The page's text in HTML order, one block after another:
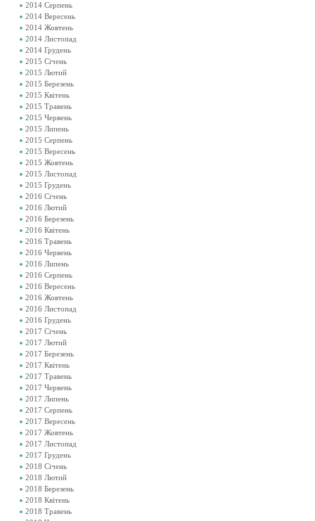
2014 Серпень
2014 Вересень
2014 Жовтень
2014 Листопад
2014 Грудень
2015 Січень
2015 Лютий
2015 Березень
2015 Квітень
2015 Травень
2015 Червень
2015 Липень
2015 Серпень
2015 Вересень
2015 Жовтень
2015 Листопад
2015 Грудень
2016 Січень
2016 Лютий
2016 Березень
2016 Квітень
2016 Травень
2016 Червень
2016 Липень
2016 Серпень
2016 Вересень
2016 Жовтень
2016 Листопад
2016 Грудень
2017 Січень
2017 Лютий
2017 Березень
2017 Квітень
2017 Травень
2017 Червень
2017 Липень
2017 Серпень
2017 Вересень
2017 Жовтень
2017 Листопад
2017 Грудень
2018 Січень
2018 Лютий
2018 Березень
2018 Квітень
2018 Травень